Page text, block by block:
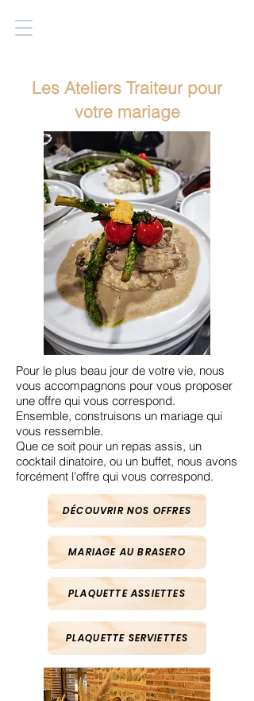
Les Ateliers Traiteur pour
votre mariage
Pour le plus beau jour de votre vie, nous
vous accompagnons pour vous proposer
une offre qui vous correspond.
Ensemble, construisons un mariage qui
vous ressemble.
Que ce soit pour un repas assis, un
cocktail dinatoire, ou un buffet, nous avons
forcément l'offre qui vous correspond.
DÉCOUVRIR NOS OFFRES
MARIAGE AU BRASERO
PLAQUETTE ASSIETTES
PLAQUETTE SERVIETTES